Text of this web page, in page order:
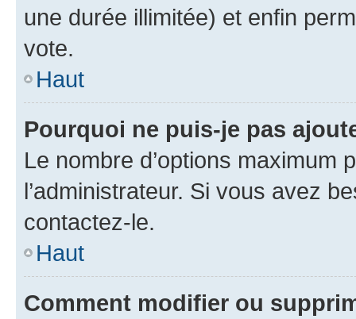
une durée illimitée) et enfin
vote.
Haut
Pourquoi ne puis-je pas
Le nombre d’options maximum
l’administrateur. Si vous avez
contactez-le.
Haut
Comment modifier ou